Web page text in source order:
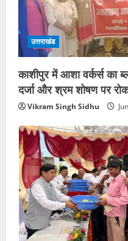
उत्तराखंड
काशीपुर में आशा वर्कर्स का
दर्जा और श्रम शोषण पर
Vikram Singh Sidhu